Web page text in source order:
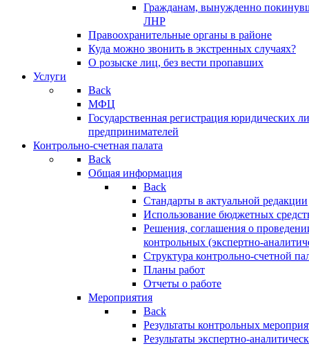
Гражданам, вынужденно
ЛНР
Правоохранительные органы в районе
Куда можно звонить в экстренных случаях?
О розыске лиц, без вести пропавших
Услуги
Back
МФЦ
Государственная регистрация юридических
предпринимателей
Контрольно-счетная палата
Back
Общая информация
Back
Стандарты в актуальной редакции
Использование бюджетных
Решения, соглашения о
контрольных (экспертно-
Структура контрольно-счетной
Планы работ
Отчеты о работе
Мероприятия
Back
Результаты контрольных
Результаты экспертно-